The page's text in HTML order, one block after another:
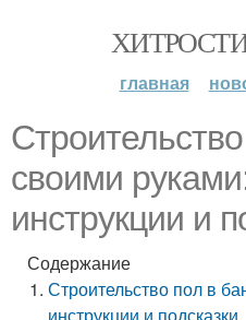
главная
своими
инструкции и
Содержание
Строительство пол в